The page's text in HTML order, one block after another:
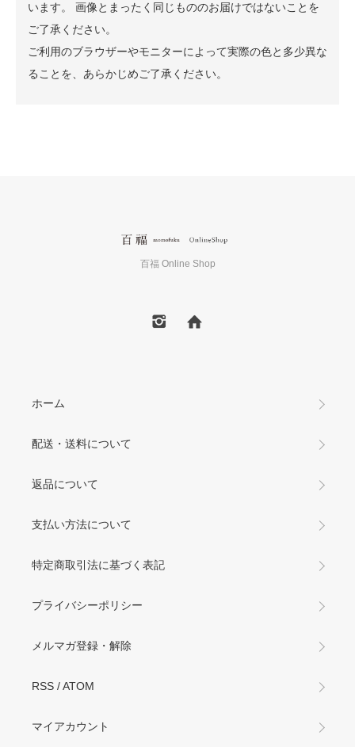
います。 画像とまったく同じもののお届けではないことを
ご了承ください。
ご利用のブラウザーやモニターによって実際の色と多少異な
ることを、あらかじめご了承ください。
百福 Online Shop
ホーム
配送・送料について
返品について
支払い方法について
特定商取引法に基づく表記
プライバシーポリシー
メルマガ登録・解除
RSS /ATOM
マイアカウント